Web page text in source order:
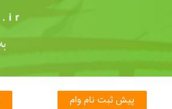
پیش ثبت نام وام